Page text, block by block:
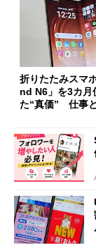
折りたたみスマ
nd N6」を3カ月
た“真価” 仕事